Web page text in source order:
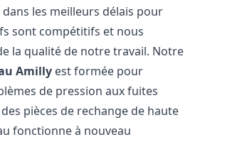
les meilleurs délais pour
sont compétitifs et nous
la qualité de notre travail. Notre
Amilly est formée pour
de pression aux fuites
pièces de rechange de haute
fonctionne à nouveau